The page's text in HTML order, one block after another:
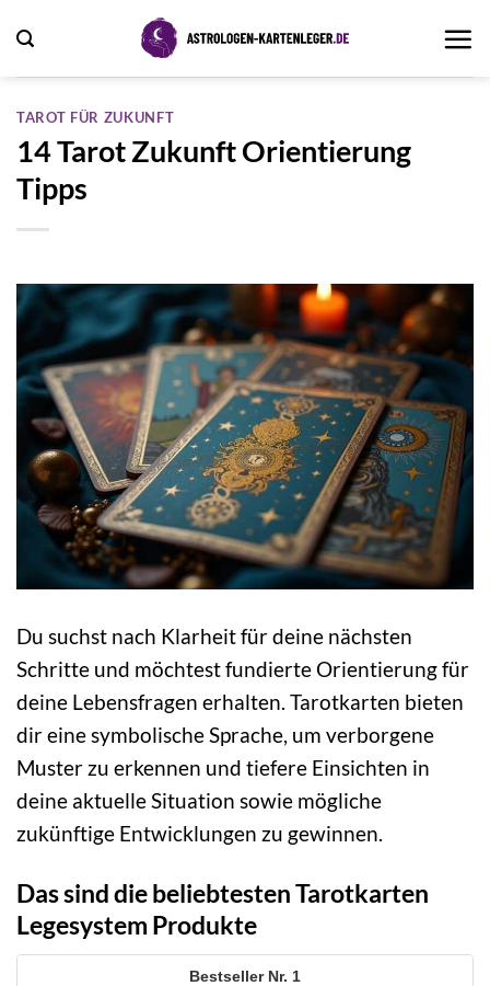
Inhalt
springen
TAROT FÜR ZUKUNFT
14 Tarot Zukunft Orientierung
Tipps
Du suchst nach Klarheit für deine nächsten
Schritte und möchtest fundierte Orientierung für
deine Lebensfragen erhalten. Tarotkarten bieten
dir eine symbolische Sprache, um verborgene
Muster zu erkennen und tiefere Einsichten in
deine aktuelle Situation sowie mögliche
zukünftige Entwicklungen zu gewinnen.
Das sind die beliebtesten Tarotkarten
Legesystem Produkte
1